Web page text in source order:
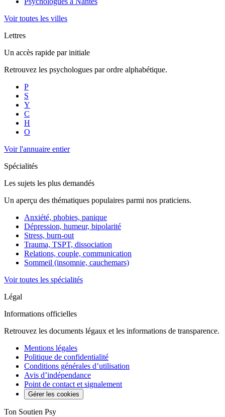
Voir toutes les villes
Lettres
Un accès rapide par initiale
Retrouvez les psychologues par ordre alphabétique.
P
S
Y
C
H
O
Voir l'annuaire entier
Spécialités
Les sujets les plus demandés
Un aperçu des thématiques populaires parmi nos praticiens.
Anxiété, phobies, panique
Dépression, humeur, bipolarité
Stress, burn-out
Trauma, TSPT, dissociation
Relations, couple, communication
Sommeil (insomnie, cauchemars)
Voir toutes les spécialités
Légal
Informations officielles
Retrouvez les documents légaux et les informations de transparence.
Mentions légales
Politique de confidentialité
Conditions générales d’utilisation
Avis d’indépendance
Point de contact et signalement
Gérer les cookies
Ton Soutien Psy